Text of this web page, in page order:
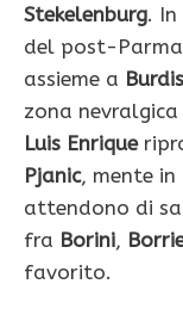
Stekelenburg. In
del post-
assieme a
zona
Luis Enrique
Pjanic, mente
attendono di
fra Borini,
favorito.